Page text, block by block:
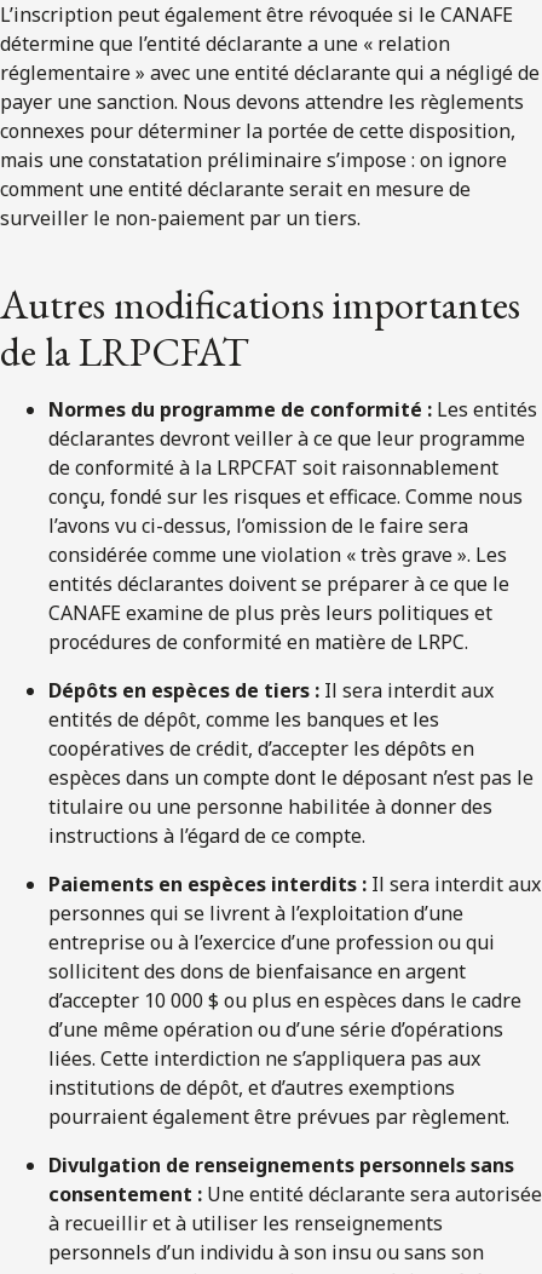
L’inscription peut également être révoquée si le CANAFE
détermine que l’entité déclarante a une « relation
réglementaire » avec une entité déclarante qui a négligé de
payer une sanction. Nous devons attendre les règlements
connexes pour déterminer la portée de cette disposition,
mais une constatation préliminaire s’impose : on ignore
comment une entité déclarante serait en mesure de
surveiller le non-paiement par un tiers.
Autres modifications importantes
de la LRPCFAT
Normes du programme de conformité : Les entités
déclarantes devront veiller à ce que leur programme
de conformité à la LRPCFAT soit raisonnablement
conçu, fondé sur les risques et efficace. Comme nous
l’avons vu ci-dessus, l’omission de le faire sera
considérée comme une violation « très grave ». Les
entités déclarantes doivent se préparer à ce que le
CANAFE examine de plus près leurs politiques et
procédures de conformité en matière de LRPC.
Dépôts en espèces de tiers : Il sera interdit aux
entités de dépôt, comme les banques et les
coopératives de crédit, d’accepter les dépôts en
espèces dans un compte dont le déposant n’est pas le
titulaire ou une personne habilitée à donner des
instructions à l’égard de ce compte.
Paiements en espèces interdits : Il sera interdit aux
personnes qui se livrent à l’exploitation d’une
entreprise ou à l’exercice d’une profession ou qui
sollicitent des dons de bienfaisance en argent
d’accepter 10 000 $ ou plus en espèces dans le cadre
d’une même opération ou d’une série d’opérations
liées. Cette interdiction ne s’appliquera pas aux
institutions de dépôt, et d’autres exemptions
pourraient également être prévues par règlement.
Divulgation de renseignements personnels sans
consentement : Une entité déclarante sera autorisée
à recueillir et à utiliser les renseignements
personnels d’un individu à son insu ou sans son